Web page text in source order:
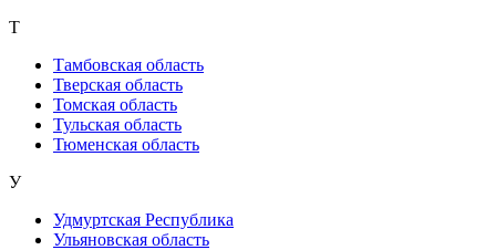
Т
Тамбовская область
Тверская область
Томская область
Тульская область
Тюменская область
У
Удмуртская Республика
Ульяновская область